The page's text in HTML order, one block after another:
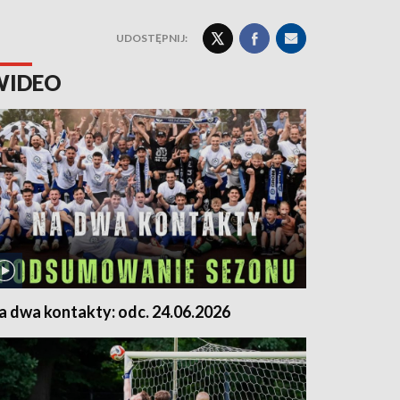
UDOSTĘPNIJ:
dwa kontakty: odc. 24.06.2026